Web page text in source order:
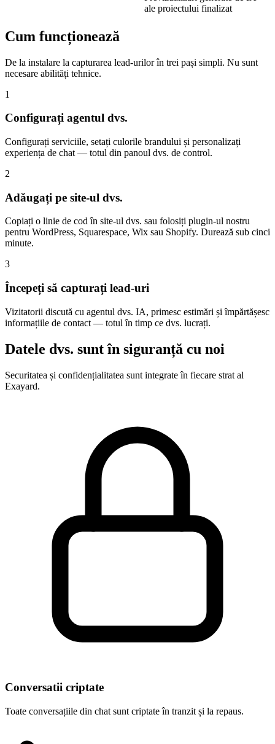
ale proiectului finalizat
Cum funcționează
De la instalare la capturarea lead-urilor în trei pași simpli. Nu sunt
necesare abilități tehnice.
1
Configurați agentul dvs.
Configurați serviciile, setați culorile brandului și personalizați
experiența de chat — totul din panoul dvs. de control.
2
Adăugați pe site-ul dvs.
Copiați o linie de cod în site-ul dvs. sau folosiți plugin-ul nostru
pentru WordPress, Squarespace, Wix sau Shopify. Durează sub cinci
minute.
3
Începeți să capturați lead-uri
Vizitatorii discută cu agentul dvs. IA, primesc estimări și împărtășesc
informațiile de contact — totul în timp ce dvs. lucrați.
Datele dvs. sunt în siguranță cu noi
Securitatea și confidențialitatea sunt integrate în fiecare strat al
Exayard.
Conversatii criptate
Toate conversațiile din chat sunt criptate în tranzit și la repaus.